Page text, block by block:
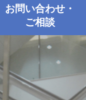
お問い合わせ・
ご相談